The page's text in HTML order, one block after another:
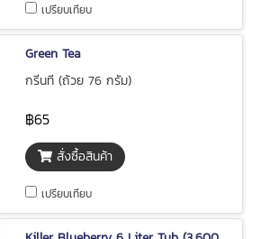
เปรียบเทียบ
Green Tea
กรีนที (ถ้วย 76 กรัม)
฿65
สั่งซื้อสินค้า
เปรียบเทียบ